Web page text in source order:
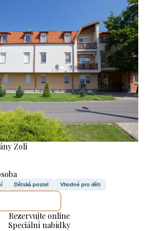
Zoli
Dětská postel Vhodné pro děti
Rezervujte online
Speciální nabídky